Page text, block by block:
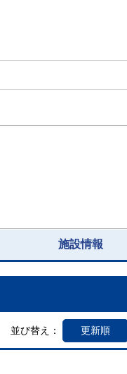
施設情報
並び替え： 更新順